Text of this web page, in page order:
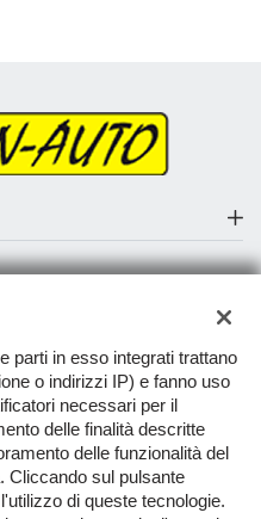
TORNA IN CIMA
parti in esso integrati trattano
o indirizzi IP) e fanno uso
necessari per il
delle finalità descritte
delle funzionalità del
Cliccando sul pulsante
di queste tecnologie.